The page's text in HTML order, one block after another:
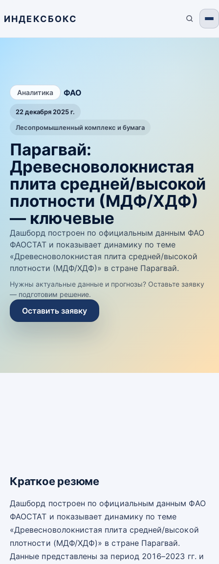
ИНДЕКСБОКС
Аналитика ФАО
22 декабря 2025 г.
Лесопромышленный комплекс и бумага
Парагвай:
Древесноволокнистая
плита средней/высокой
плотности (МДФ/ХДФ)
— ключевые
Дашборд построен по официальным данным ФАО
ФАОСТАТ и показывает динамику по теме
«Древесноволокнистая плита средней/высокой
плотности (МДФ/ХДФ)» в стране Парагвай.
Нужны актуальные данные и прогнозы? Оставьте заявку
— подготовим решение.
Оставить заявку
Краткое резюме
Дашборд построен по официальным данным ФАО
ФАОСТАТ и показывает динамику по теме
«Древесноволокнистая плита средней/высокой
плотности (МДФ/ХДФ)» в стране Парагвай.
Данные представлены за период 2016–2023 гг. и